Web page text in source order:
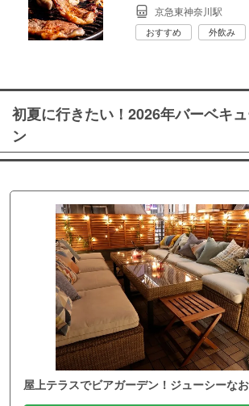
京急東神奈川駅
おすすめ 外飲み
初夏に行きたい！2026年バーベキ
ン
屋上テラスでビアガーデン！ジューシーな